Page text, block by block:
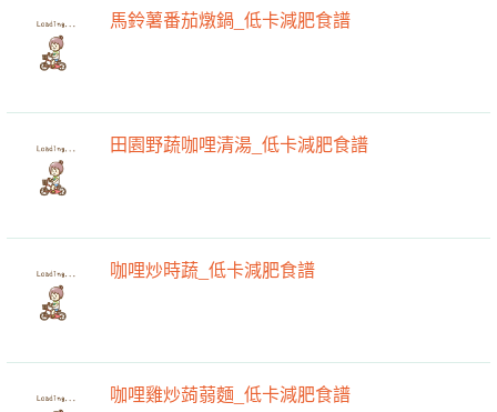
馬鈴薯番茄燉鍋_低卡減肥食譜
田園野蔬咖哩清湯_低卡減肥食譜
咖哩炒時蔬_低卡減肥食譜
咖哩雞炒蒟蒻麵_低卡減肥食譜